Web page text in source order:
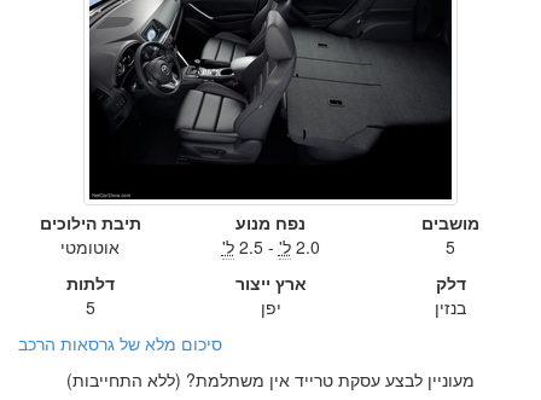
מושבים
5
נפח מנוע
2.0 ל' - 2.5 ל'
תיבת הילוכים
אוטומטי
דלק
בנזין
ארץ ייצור
יפן
דלתות
5
סיכום מלא של גרסאות הרכב
מעוניין לבצע עסקת טרייד אין משתלמת? (ללא התחייבות)